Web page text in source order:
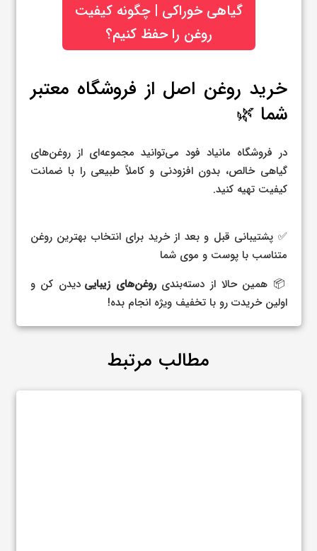
گیاهی خوراکی | چگونه کیفیت
روغن را حفظ کنیم؟
خرید روغن اصل از فروشگاه معتبر
شما 🌿
در فروشگاه مانیاد فود می‌توانید مجموعه‌ای از روغن‌های
گیاهی خالص، بدون افزودنی و کاملاً طبیعی را با ضمانت
کیفیت تهیه کنید.
✅ پشتیبانی قبل و بعد از خرید برای انتخاب بهترین روغن
متناسب با پوست و موی شما
📦 همین حالا از دسته‌بندیروغن‌های زیبایی دیدن کن و
اولین خریدت رو با تخفیف ویژه انجام بده!
مطالب مرتبط